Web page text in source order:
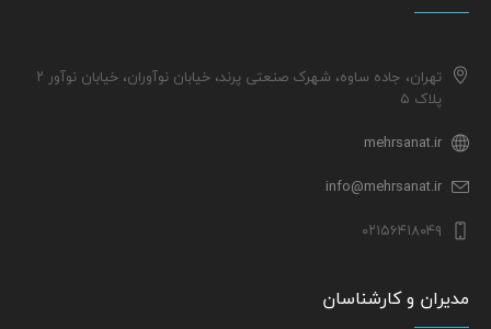
تهران، جاده ساوه، شهرک صنعتی پرند، خیابان نوآوران، خیابان نوآور ۲
پلاک ۵
mehrsanat.ir
info@mehrsanat.ir
۰۲۱۵۶۴۱۸۰۴۹
مدیران و کارشناسان